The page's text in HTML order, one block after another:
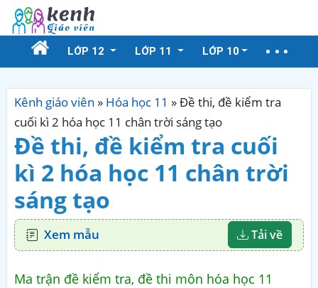
LỚP 12 LỚP 11 LỚP 10
Kênh giáo viên » Hóa học 11 »Đề thi, đề kiểm tra
cuối kì 2 hóa học 11 chân trời sáng tạo
Đề thi, đề kiểm tra cuối
kì 2 hóa học 11 chân trời
sáng tạo
Xem mẫu Tải về
Ma trận đề kiểm tra, đề thi môn hóa học 11